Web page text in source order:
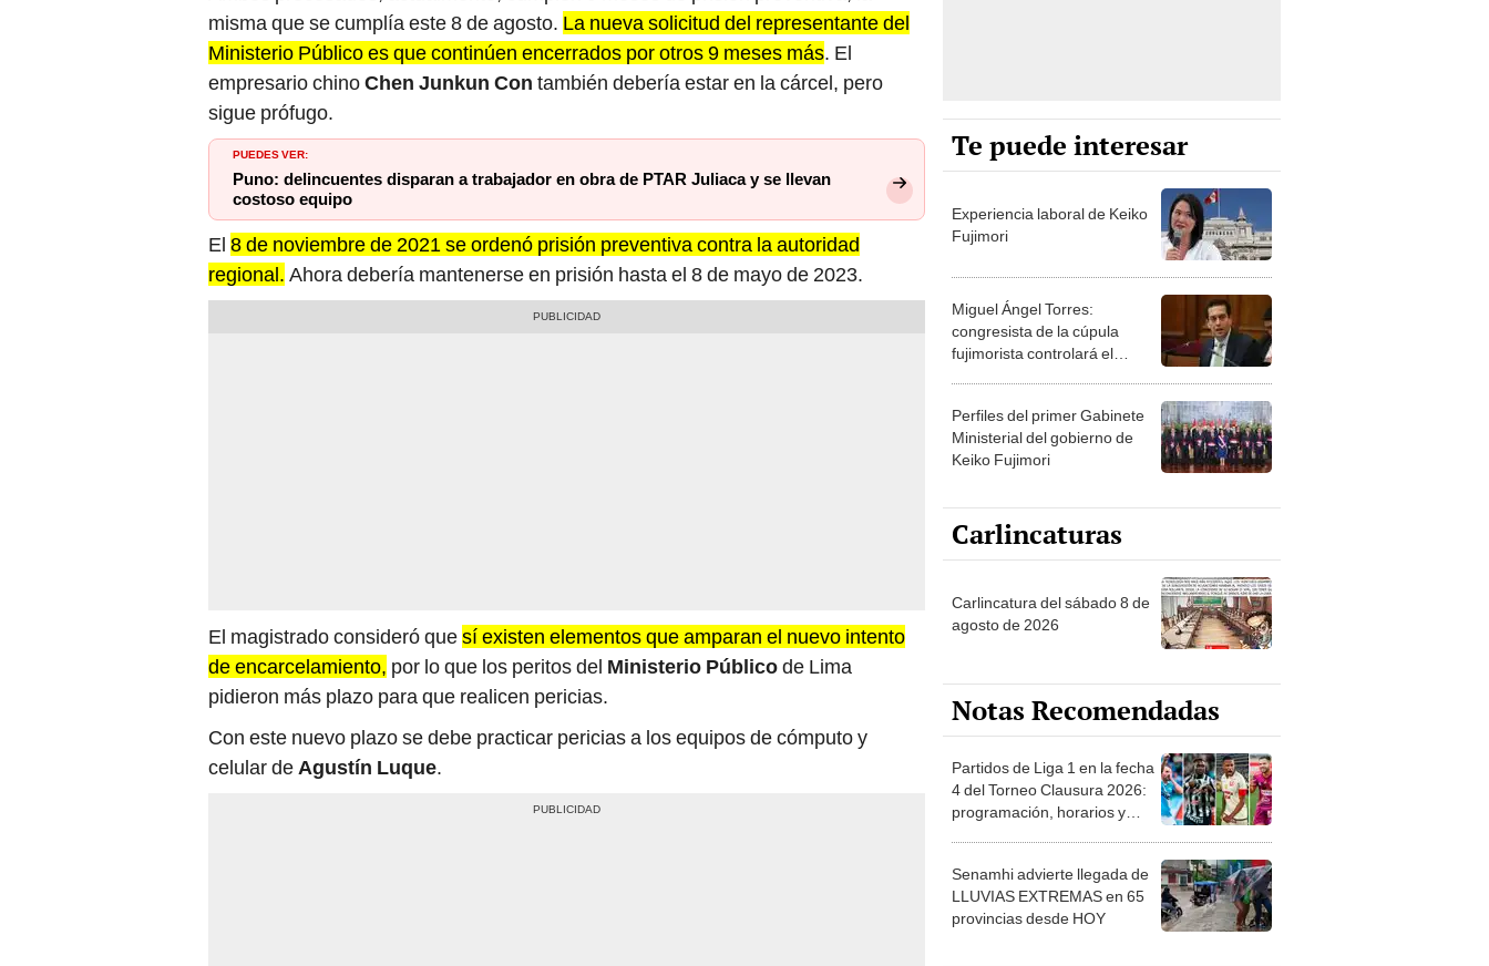
empresario chinoChen Junkun Contambién debería estar en la cárcel, pero
sigue prófugo.
PUEDES VER:
Puno: delincuentes disparan a trabajador en obra de PTAR Juliaca y se llevan
costoso equipo
8 de noviembre de 2021 se ordenó prisión preventiva contra la autoridad
regional.Ahora debería mantenerse en prisión hasta el 8 de mayo de 2023.
pidieron más plazo para que realicen pericias.
Con este nuevo plazo se debe practicar pericias a los equipos de cómputo y
celular deAgustín Luque.
Experiencia laboral de Keiko
Fujimori
Miguel Ángel Torres:
fujimorista controlará el
primer año del Senado
Perfiles del primer Gabinete
Ministerial del gobierno de
Keiko Fujimori
Carlincaturas
Carlincatura del sábado 8 de
Notas Recomendadas
Partidos de Liga 1 en la fecha
4 del Torneo Clausura 2026:
programación, horarios y
dónde ver
Senamhi advierte llegada de
LLUVIAS EXTREMAS en 65
provincias desde HOY
¡Vamos al Circo!